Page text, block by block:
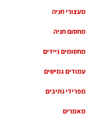
מעצורי חניה
מחסום חניה
מחסומים ניידים
עמודים גמישים
מפרידי נתיבים
מאמרים